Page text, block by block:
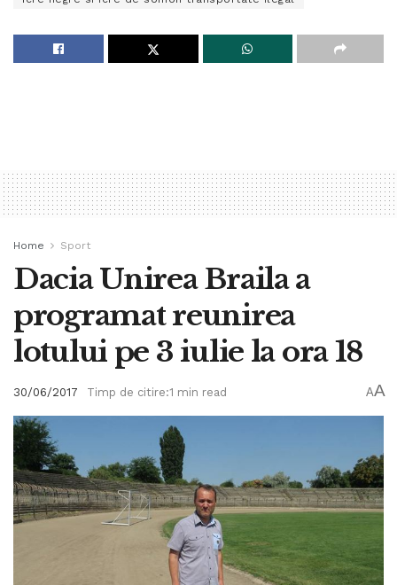
Home Sport
Dacia Unirea Braila a
programat reunirea
lotului pe 3 iulie la ora 18
30/06/2017 Timp de citire:1 min read AA